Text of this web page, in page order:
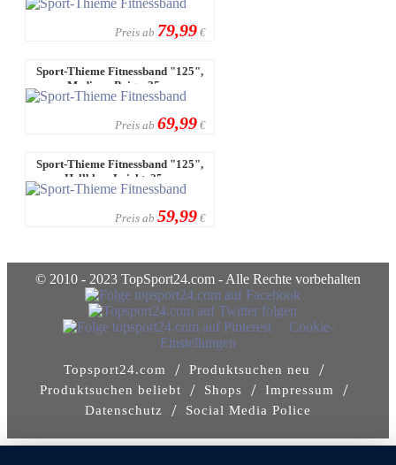
Preis ab 79,99 €
Sport-Thieme Fitnessband "125",
Medium, Beige, 25 m
Preis ab 69,99 €
Sport-Thieme Fitnessband "125",
Hellblau, Leicht, 25 m
Preis ab 59,99 €
© 2010 - 2023 TopSport24.com - Alle Rechte vorbehalten
Cookie-
Einstellungen
Topsport24.com / Produktsuchen neu /
Produktsuchen beliebt / Shops / Impressum /
Datenschutz / Social Media Police